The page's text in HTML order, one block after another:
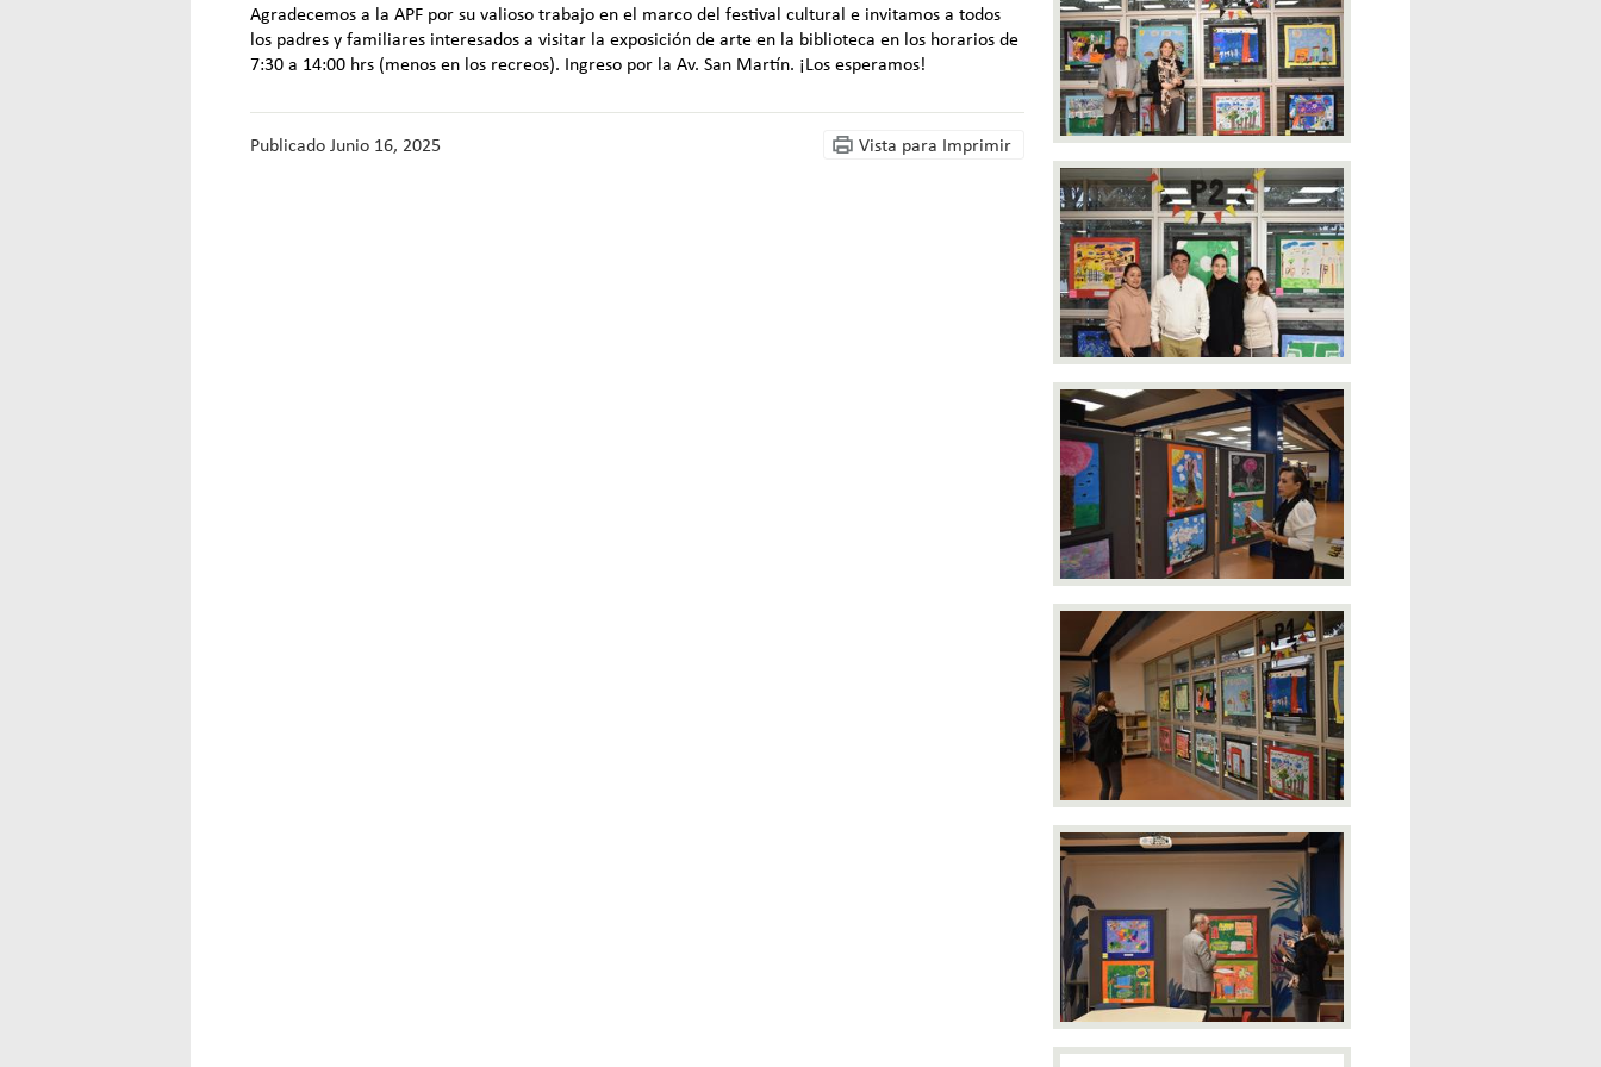
Agradecemos a la APF por su valioso trabajo en el marco del festival cultural e invitamos a todos
los padres y familiares interesados a visitar la exposición de arte en la biblioteca en los horarios de
7:30 a 14:00 hrs (menos en los recreos). Ingreso por la Av. San Martín. ¡Los esperamos!
PublicadoJunio 16, 2025 Vista para Imprimir